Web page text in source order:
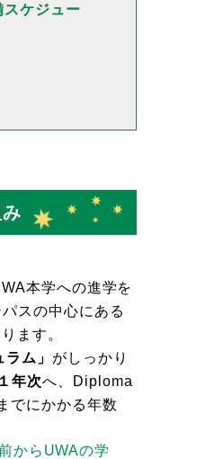
ケジュー
本学への進学を
スの中心にある
ます。
ム」 がしっかり
年次へ、Diploma
でにかかる年数
からUWAの学